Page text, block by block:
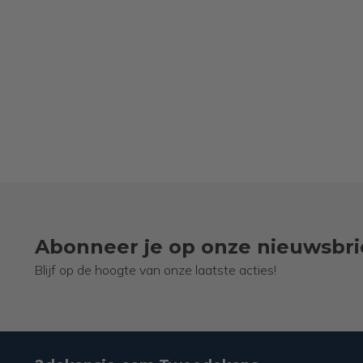
Abonneer je op onze
Blijf op de hoogte van onze laatste acties!